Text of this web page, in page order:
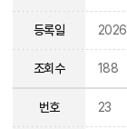
등록일
조회수 188
번호 23